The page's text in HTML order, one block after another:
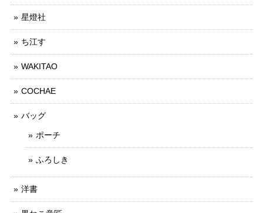
星燈社
ち江す
WAKITAO
COCHAE
バッグ
ポーチ
ふろしき
洋書